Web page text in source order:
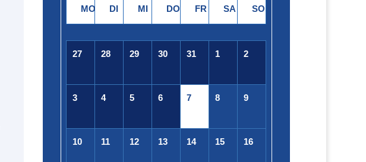
MO DI MI DO FR SA SO
27 28 29 30 31 1 2
3 4 5 6 7 8 9
10 11 12 13 14 15 16